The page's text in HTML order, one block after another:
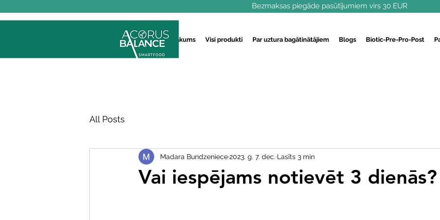
Sākums Visi produkti Par uztura bagātinātājiem Blogs Biotic-Pre-Pro-Post
Bezmaksas piegāde pasūtījumiem virs 30 EUR
All Posts
Vai iespējams notievēt 3 dienās?
Madara Bundzeniece2023. g. 7. dec. Lasīts 3 min